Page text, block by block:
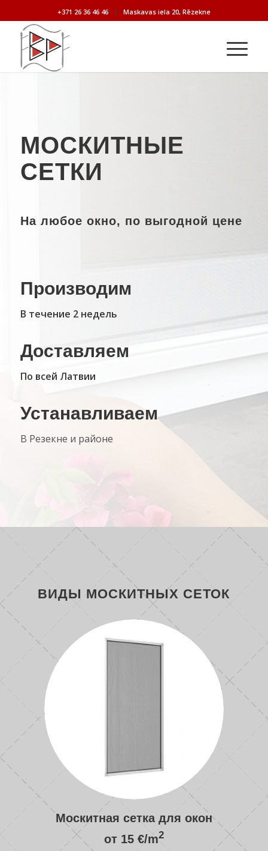
+371 26 36 46 46| Maskavas iela 20, Rēzekne
МОСКИТНЫЕ
СЕТКИ
На любое окно, по выгодной цене
Производим
В течение 2 недель
Доставляем
По всей Латвии
Устанавливаем
В Резекне и районе
ВИДЫ МОСКИТНЫХ СЕТОК
Москитная сетка для окон
от 15 €/m2